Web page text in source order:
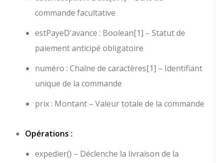
commande facultative
estPayeD'avance : Boolean[1] – Statut de
paiement anticipé obligatoire
numéro : Chaîne de caractères[1] – Identifiant
unique de la commande
prix : Montant – Valeur totale de la commande
Opérations :
expedier() – Déclenche la livraison de la